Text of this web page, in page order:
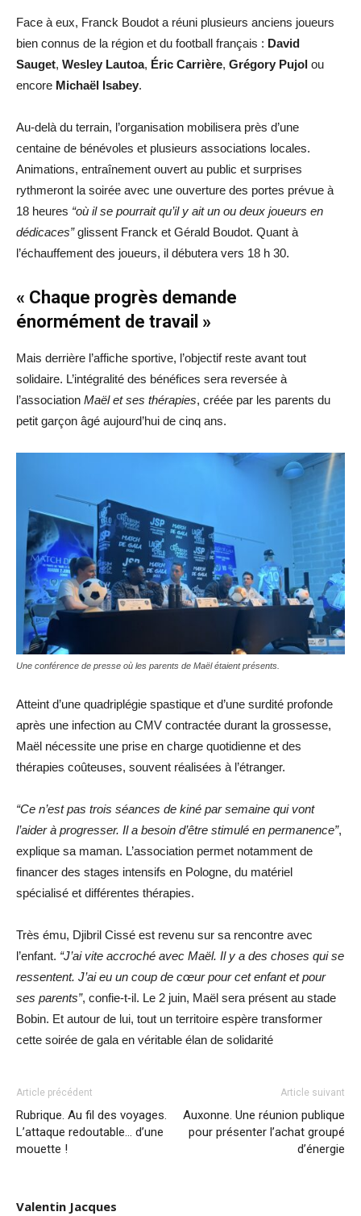
Face à eux, Franck Boudot a réuni plusieurs anciens joueurs
bien connus de la région et du football français : David
Sauget, Wesley Lautoa, Éric Carrière, Grégory Pujol ou
encore Michaël Isabey.
Au-delà du terrain, l’organisation mobilisera près d’une
centaine de bénévoles et plusieurs associations locales.
Animations, entraînement ouvert au public et surprises
rythmeront la soirée avec une ouverture des portes prévue à
18 heures “où il se pourrait qu’il y ait un ou deux joueurs en
dédicaces”glissent Franck et Gérald Boudot. Quant à
l’échauffement des joueurs, il débutera vers 18 h 30.
« Chaque progrès demande
énormément de travail »
Mais derrière l’affiche sportive, l’objectif reste avant tout
solidaire. L’intégralité des bénéfices sera reversée à
l’association Maël et ses thérapies, créée par les parents du
petit garçon âgé aujourd’hui de cinq ans.
Une conférence de presse où les parents de Maël étaient présents.
Atteint d’une quadriplégie spastique et d’une surdité profonde
après une infection au CMV contractée durant la grossesse,
Maël nécessite une prise en charge quotidienne et des
thérapies coûteuses, souvent réalisées à l’étranger.
“Ce n’est pas trois séances de kiné par semaine qui vont
l’aider à progresser. Il a besoin d’être stimulé en permanence”,
explique sa maman. L’association permet notamment de
financer des stages intensifs en Pologne, du matériel
spécialisé et différentes thérapies.
Très ému, Djibril Cissé est revenu sur sa rencontre avec
l’enfant. “J’ai vite accroché avec Maël. Il y a des choses qui se
ressentent. J’ai eu un coup de cœur pour cet enfant et pour
ses parents”, confie-t-il. Le 2 juin, Maël sera présent au stade
Bobin. Et autour de lui, tout un territoire espère transformer
cette soirée de gala en véritable élan de solidarité
Article précédent
Rubrique. Au fil des voyages.
L’attaque redoutable… d’une
mouette !
Article suivant
Auxonne. Une réunion publique
pour présenter l’achat groupé
d’énergie
Valentin Jacques